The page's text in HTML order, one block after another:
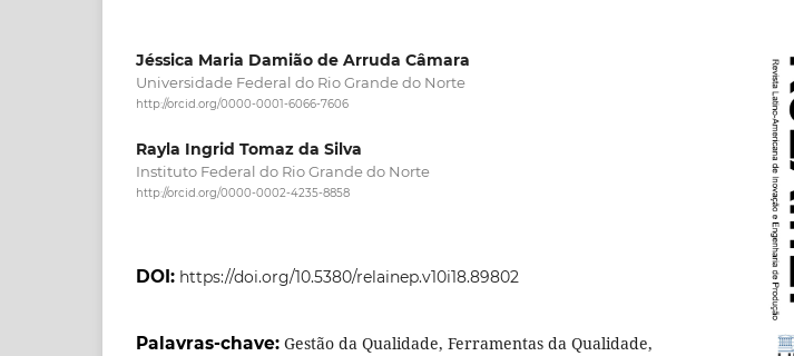
Jéssica Maria Damião de Arruda Câmara
Universidade Federal do Rio Grande do Norte
http://orcid.org/0000-0001-6066-7606
Rayla Ingrid Tomaz da Silva
Instituto Federal do Rio Grande do Norte
http://orcid.org/0000-0002-4235-8858
DOI: https://doi.org/10.5380/relainep.v10i18.89802
Palavras-chave: Gestão da Qualidade, Ferramentas da Qualidade,